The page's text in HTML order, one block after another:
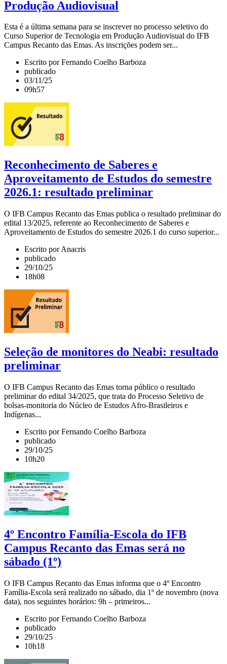
Produção Audiovisual
Esta é a última semana para se inscrever no processo seletivo do
Curso Superior de Tecnologia em Produção Audiovisual do IFB
Campus Recanto das Emas. As inscrições podem ser...
Escrito por Fernando Coelho Barboza
publicado
03/11/25
09h57
Reconhecimento de Saberes e
Aproveitamento de Estudos do semestre
2026.1: resultado preliminar
O IFB Campus Recanto das Emas publica o resultado preliminar do
edital 13/2025, referente ao Reconhecimento de Saberes e
Aproveitamento de Estudos do semestre 2026.1 do curso superior...
Escrito por Anacris
publicado
29/10/25
18h08
Seleção de monitores do Neabi: resultado
preliminar
O IFB Campus Recanto das Emas torna público o resultado
preliminar do edital 34/2025, que trata do Processo Seletivo de
bolsas-monitoria do Núcleo de Estudos Afro-Brasileiros e
Indígenas...
Escrito por Fernando Coelho Barboza
publicado
29/10/25
10h20
4º Encontro Família-Escola do IFB
Campus Recanto das Emas será no
sábado (1º)
O IFB Campus Recanto das Emas informa que o 4º Encontro
Família-Escola será realizado no sábado, dia 1º de novembro (nova
data), nos seguintes horários: 9h – primeiros...
Escrito por Fernando Coelho Barboza
publicado
29/10/25
10h18